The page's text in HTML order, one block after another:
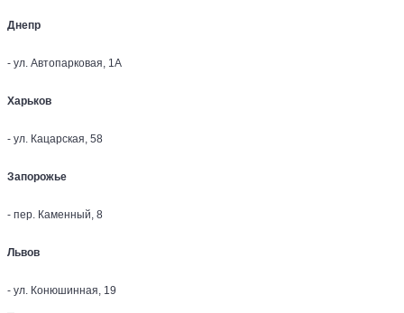
Днепр
- ул. Автопарковая, 1А
Харьков
- ул. Кацарская, 58
Запорожье
- пер. Каменный, 8
Львов
- ул. Конюшинная, 19